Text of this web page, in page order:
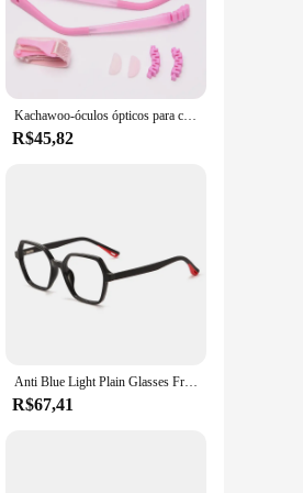
to be both durable
with confidence. The
needs eye protection from
eyeframes kids are not just
Kachawoo-óculos ópticos para crianças, moldura de silicone, flexível, azul, rosa e preto, para meninos e meninas, tr90
R$45,82
Anti Blue Light Plain Glasses Frame, Óculos personalizados para crianças, Prescrição de miopia e hipermetropia, meninas e meninos, 3-12, 2024
R$67,41